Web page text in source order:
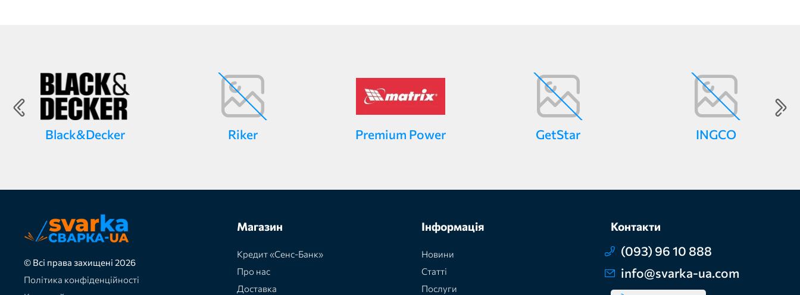
Black&Decker Riker Premium Power GetStar INGCO
© Всі права захищені 2026
Політика конфіденційності
Магазин
Кредит «Сенс-Банк»
Про нас
Доставка
Інформація
Новини
Статті
Послуги
Контакти
(093) 96 10 888
info@svarka-ua.com